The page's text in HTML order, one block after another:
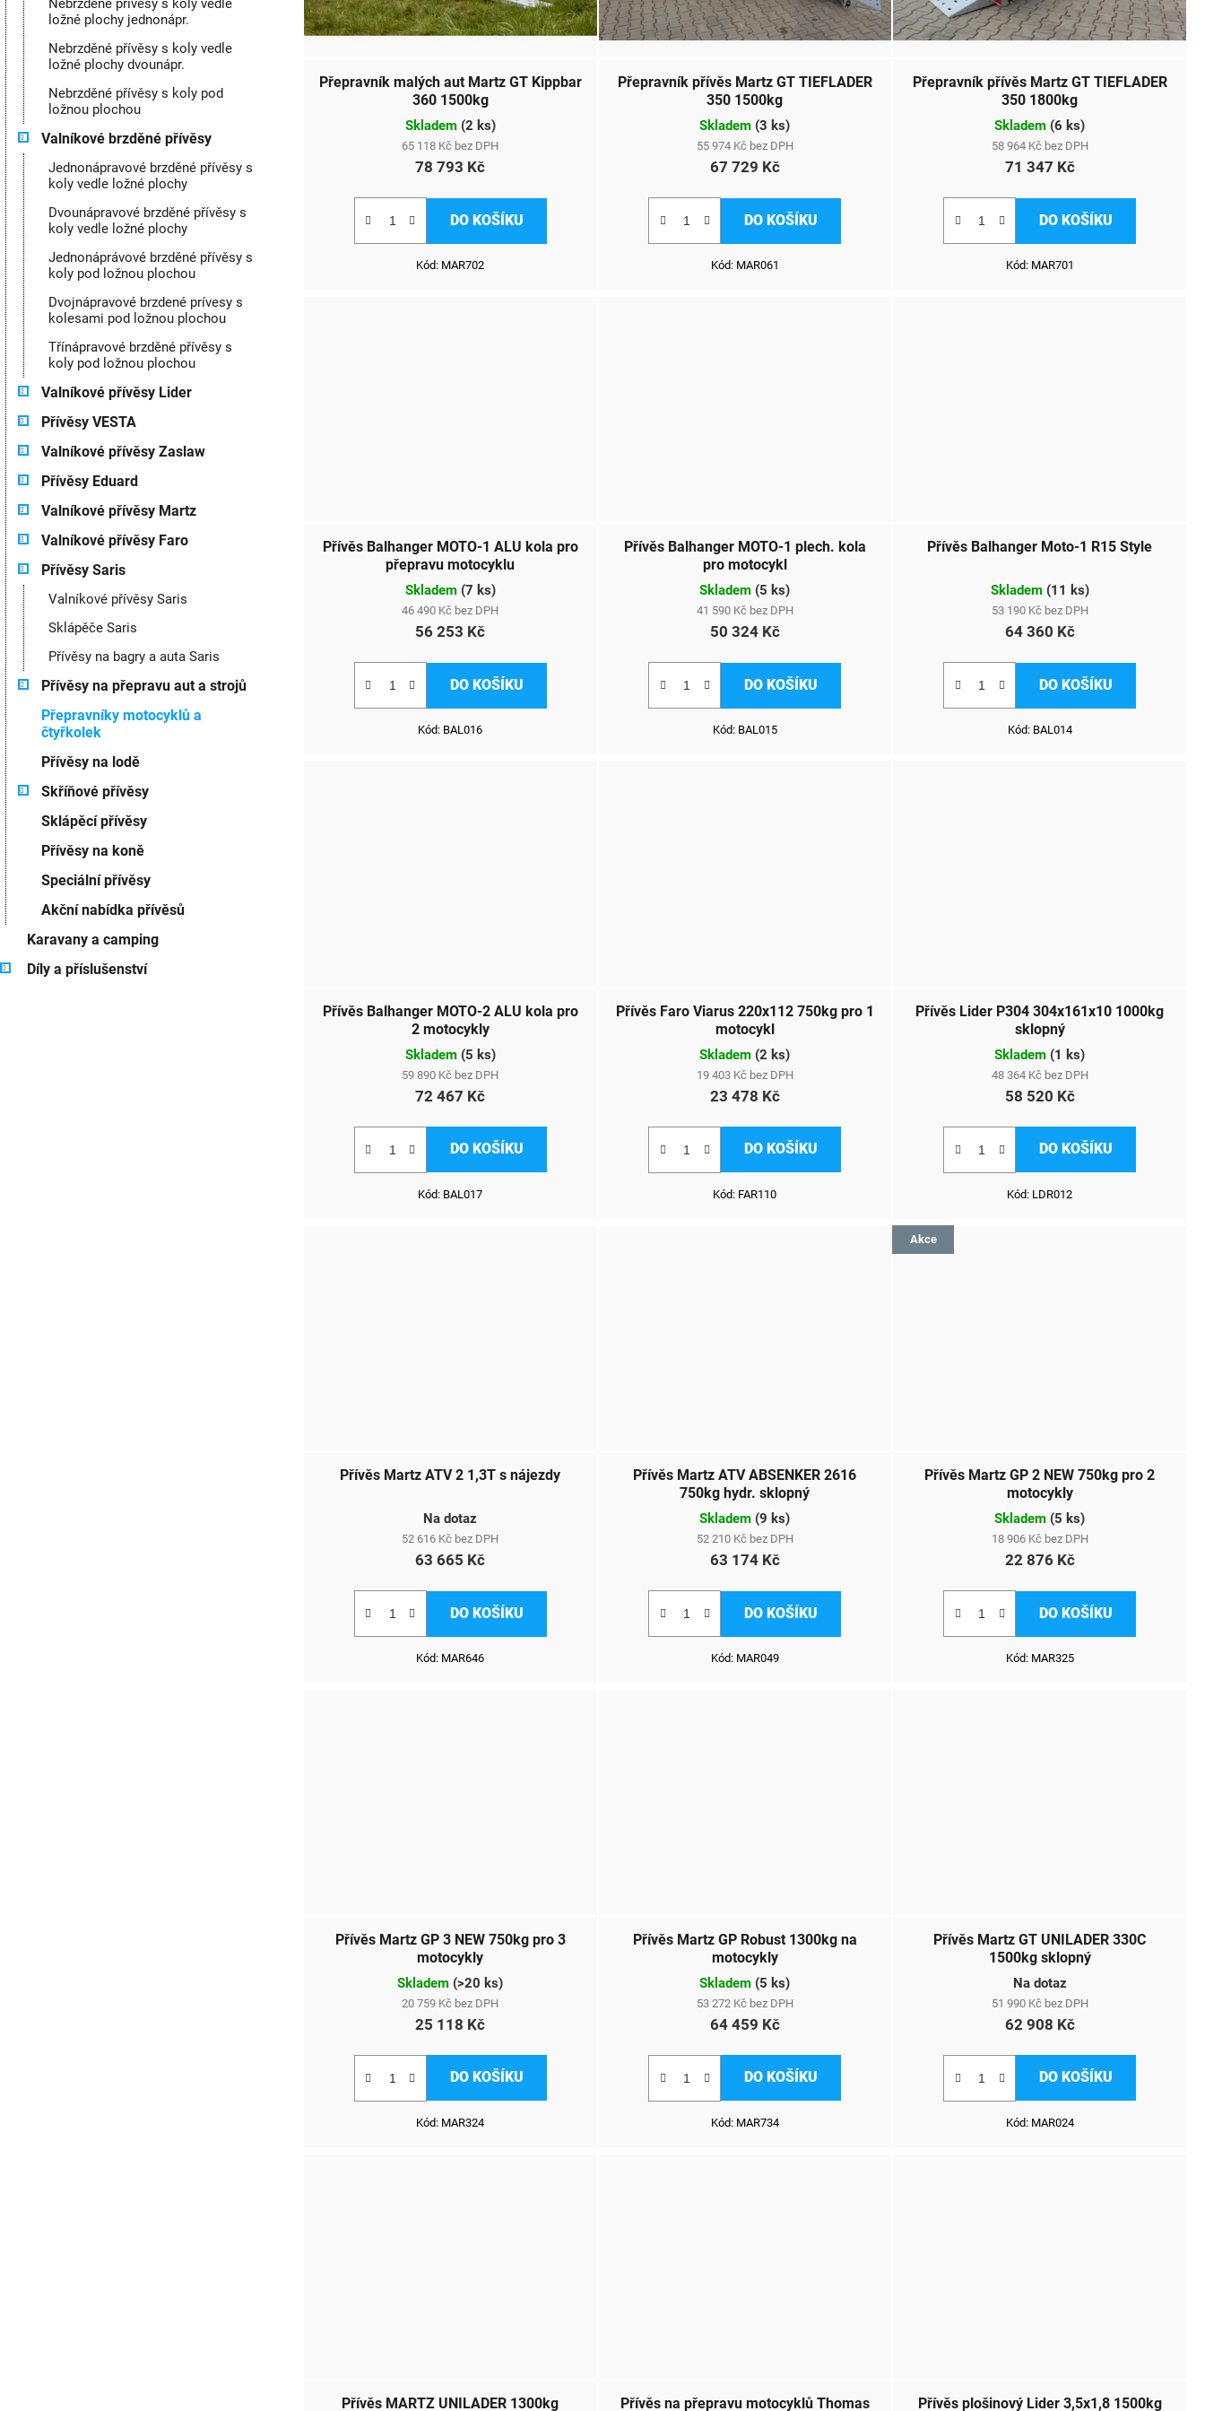
g
o
e
Nebrzděné přívěsy s koly vedle
ložné plochy jednonápr.
Nebrzděné přívěsy s koly vedle
ložné plochy dvounápr.
Nebrzděné přívěsy s koly pod
ložnou plochou
Valníkové brzděné přívěsy
Jednonápravové brzděné přívěsy s
koly vedle ložné plochy
Dvounápravové brzděné přívěsy s
koly vedle ložné plochy
Jednonáprávové brzděné přívěsy s
koly pod ložnou plochou
Dvojnápravové brzdené prívesy s
kolesami pod ložnou plochou
Třínápravové brzděné přívěsy s
koly pod ložnou plochou
Valníkové přívěsy Lider
Přívěsy VESTA
Valníkové přívěsy Zaslaw
Přívěsy Eduard
Valníkové přívěsy Martz
Valníkové přívěsy Faro
Přívěsy Saris
Valníkové přívěsy Saris
Sklápěče Saris
Přívěsy na bagry a auta Saris
Přívěsy na přepravu aut a strojů
Přepravníky motocyklů a
čtyřkolek
Přívěsy na lodě
Skříňové přívěsy
Sklápěcí přívěsy
Přívěsy na koně
Speciální přívěsy
Akční nabídka přívěsů
Karavany a camping
Díly a příslušenství
r
Přepravník malých aut Martz GT Kippbar
360 1500kg
Skladem (2 ks)
65 118 Kč bez DPH
78 793 Kč
DO KOŠÍKU
Kód: MAR702
Přepravník přívěs Martz GT TIEFLADER
350 1500kg
Skladem (3 ks)
55 974 Kč bez DPH
67 729 Kč
DO KOŠÍKU
Kód: MAR061
Přepravník přívěs Martz GT TIEFLADER
350 1800kg
Skladem (6 ks)
58 964 Kč bez DPH
71 347 Kč
DO KOŠÍKU
Kód: MAR701
Přívěs Balhanger MOTO-1 ALU kola pro
přepravu motocyklu
Skladem (7 ks)
46 490 Kč bez DPH
56 253 Kč
DO KOŠÍKU
Kód: BAL016
Přívěs Balhanger MOTO-1 plech. kola
pro motocykl
Skladem (5 ks)
41 590 Kč bez DPH
50 324 Kč
DO KOŠÍKU
Kód: BAL015
Přívěs Balhanger Moto-1 R15 Style
Skladem (11 ks)
53 190 Kč bez DPH
64 360 Kč
DO KOŠÍKU
Kód: BAL014
Přívěs Balhanger MOTO-2 ALU kola pro
2 motocykly
Skladem (5 ks)
59 890 Kč bez DPH
72 467 Kč
DO KOŠÍKU
Kód: BAL017
Přívěs Faro Viarus 220x112 750kg pro 1
motocykl
Skladem (2 ks)
19 403 Kč bez DPH
23 478 Kč
DO KOŠÍKU
Kód: FAR110
Přívěs Lider P304 304x161x10 1000kg
sklopný
Skladem (1 ks)
48 364 Kč bez DPH
58 520 Kč
DO KOŠÍKU
Kód: LDR012
Přívěs Martz ATV 2 1,3T s nájezdy
Na dotaz
52 616 Kč bez DPH
63 665 Kč
DO KOŠÍKU
Kód: MAR646
Přívěs Martz ATV ABSENKER 2616
750kg hydr. sklopný
Skladem (9 ks)
52 210 Kč bez DPH
63 174 Kč
DO KOŠÍKU
Kód: MAR049
Akce
Přívěs Martz GP 2 NEW 750kg pro 2
motocykly
Skladem (5 ks)
18 906 Kč bez DPH
22 876 Kč
DO KOŠÍKU
Kód: MAR325
Přívěs Martz GP 3 NEW 750kg pro 3
motocykly
Skladem (>20 ks)
20 759 Kč bez DPH
25 118 Kč
DO KOŠÍKU
Kód: MAR324
Přívěs Martz GP Robust 1300kg na
motocykly
Skladem (5 ks)
53 272 Kč bez DPH
64 459 Kč
DO KOŠÍKU
Kód: MAR734
Přívěs Martz GT UNILADER 330C
1500kg sklopný
Na dotaz
51 990 Kč bez DPH
62 908 Kč
DO KOŠÍKU
Kód: MAR024
Přívěs MARTZ UNILADER 1300kg Přívěs na přepravu motocyklů Thomas Přívěs plošinový Lider 3,5x1,8 1500kg